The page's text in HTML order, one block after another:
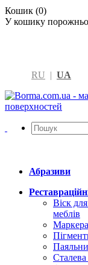
Кошик (0)
У кошику
RU | UA
Абразиви
Віск для
меблів
Маркера
Сталева